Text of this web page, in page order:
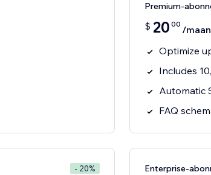
Premium-
$ 20 00 /
Optimize
Includes
Automatic
FAQ
- 20% Enterprise-